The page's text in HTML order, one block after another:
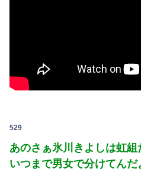
529
あのさぁ氷川きよしは虹組
いつまで男女で分けてん